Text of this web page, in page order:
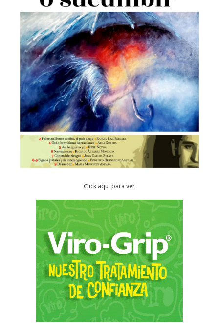
Click aqui para ver